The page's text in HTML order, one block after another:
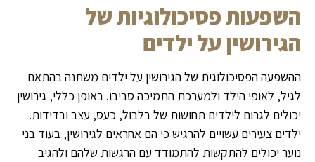
השפעות פסיכולוגיות של
הגירושין על ילדים
ההשפעה הפסיכולוגית של הגירושין על ילדים משתנה בהתאם
לגיל, לאופי הילד ולמערכת התמיכה סביבו. באופן כללי, גירושין
יכולים לגרום לילדים תחושות של בלבול, כעס, עצב ובדידות.
ילדים צעירים עשויים להרגיש כי הם אחראים לגירושין, בעוד בני
נוער יכולים להתקשות להתמודד עם הרגשות שלהם ולהגיב